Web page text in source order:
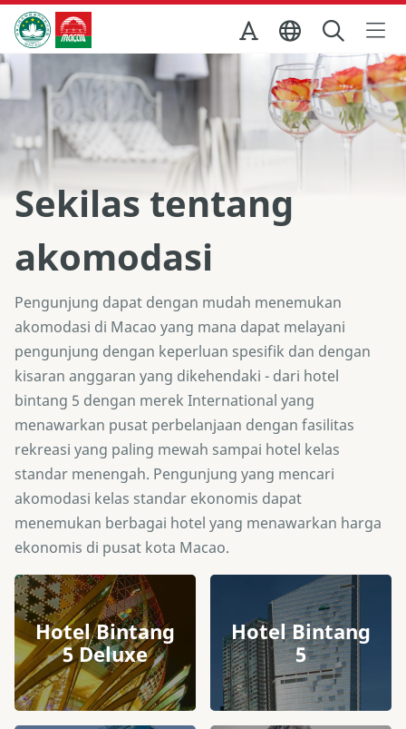
Skip to Main Content
Kantor Pariwisata Pemerintah Macau
Sekilas tentang
akomodasi
Pengunjung dapat dengan mudah menemukan
akomodasi di Macao yang mana dapat melayani
pengunjung dengan keperluan spesifik dan dengan
kisaran anggaran yang dikehendaki - dari hotel
bintang 5 dengan merek International yang
menawarkan pusat perbelanjaan dengan fasilitas
rekreasi yang paling mewah sampai hotel kelas
standar menengah. Pengunjung yang mencari
akomodasi kelas standar ekonomis dapat
menemukan berbagai hotel yang menawarkan harga
ekonomis di pusat kota Macao.
Hotel Bintang
5 Deluxe
Hotel Bintang
5